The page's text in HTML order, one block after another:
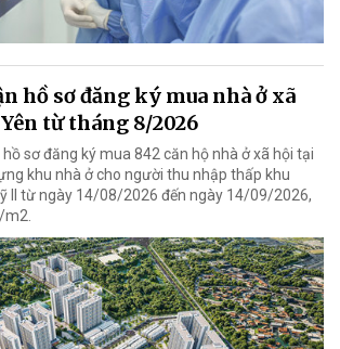
hồ sơ đăng ký mua nhà ở xã
từ tháng 8/2026
sơ đăng ký mua 842 căn hộ nhà ở xã hội tại
khu nhà ở cho người thu nhập thấp khu
II từ ngày 14/08/2026 đến ngày 14/09/2026,